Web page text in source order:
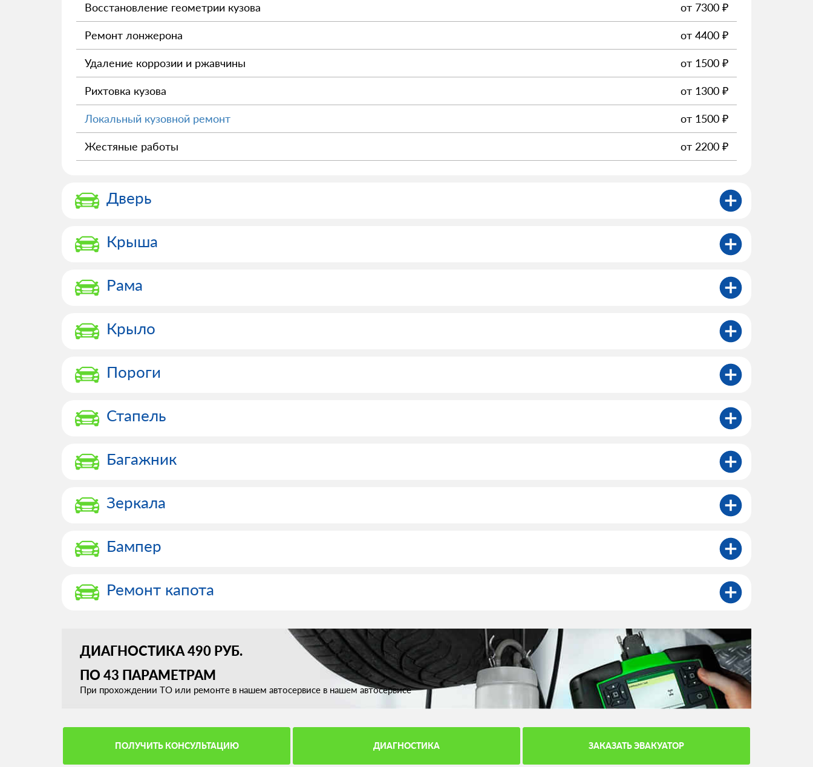
Восстановление геометрии кузова от 7300 ₽
Ремонт лонжерона от 4400 ₽
Удаление коррозии и ржавчины от 1500 ₽
Рихтовка кузова от 1300 ₽
Локальный кузовной ремонт от 1500 ₽
Жестяные работы от 2200 ₽
Дверь
Крыша
Рама
Крыло
Пороги
Стапель
Багажник
Зеркала
Бампер
Ремонт капота
ДИАГНОСТИКА 490 РУБ.
ПО 43 ПАРАМЕТРАМ
При прохождении ТО или ремонте в нашем автосервисе в нашем автосервисе
ПОЛУЧИТЬ КОНСУЛЬТАЦИЮ ДИАГНОСТИКА ЗАКАЗАТЬ ЭВАКУАТОР